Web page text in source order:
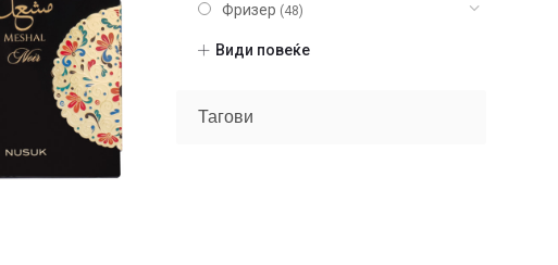
Фризер (48)
(20)
После бричење
Види повеќе
Тагови